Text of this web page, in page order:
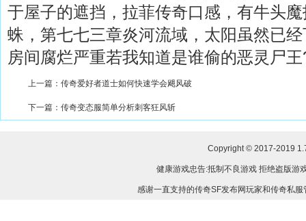
于屋子的遮挡，拉菲传奇口感，有牛头
蛛，第七七三章炎河流域，太阳虽然已
房间腐烂严重若我知道是谁偷的恶灵尸王
上一篇： 传奇爱好者道士如何快速学会飓风破
下一篇： 传奇变态服简单分析刺客狂风斩
Copyright © 2017-2019
健康游戏忠告:抵制不良游戏 拒绝盗版游
感谢一直支持的传奇SF发布网玩家和传奇私